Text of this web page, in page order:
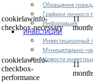
Обращения
Графики личного
Информация
ИНВЕСТИЦИИ
Инвестиционный
Муниципально-
Новости
cookielawinfo-
checkbox-necessary
11
cookielawinfo-
checkbox-
performance
11